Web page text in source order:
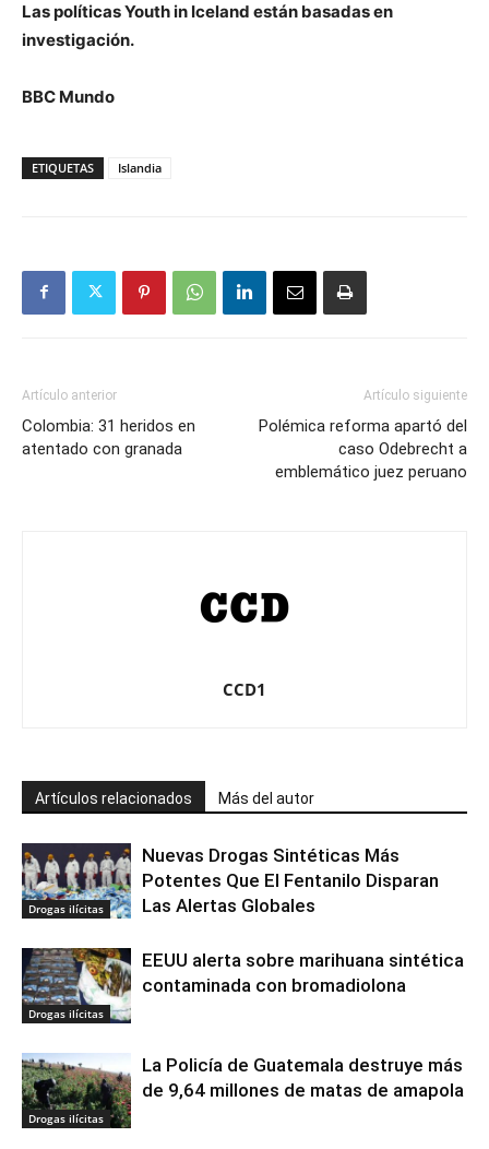
Las políticas Youth in Iceland están basadas en
investigación.
BBC Mundo
ETIQUETAS Islandia
Artículo anterior
Colombia: 31 heridos en
atentado con granada
Artículo siguiente
Polémica reforma apartó del
caso Odebrecht a
emblemático juez peruano
CCD1
Artículos relacionados Más del autor
Drogas ilícitas
Nuevas Drogas Sintéticas Más
Potentes Que El Fentanilo Disparan
Las Alertas Globales
Drogas ilícitas
EEUU alerta sobre marihuana sintética
contaminada con bromadiolona
Drogas ilícitas
La Policía de Guatemala destruye más
de 9,64 millones de matas de amapola